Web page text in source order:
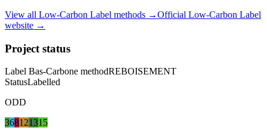
View all Low-Carbon Label methods →Official Low-Carbon Label
website →
Project status
Label Bas-Carbone methodREBOISEMENT
StatusLabelled
ODD
368121315